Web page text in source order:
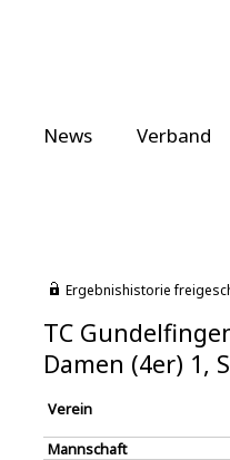
News Verband
Ergebnishistorie
TC
Damen (4er) 1,
Verein
Mannschaft